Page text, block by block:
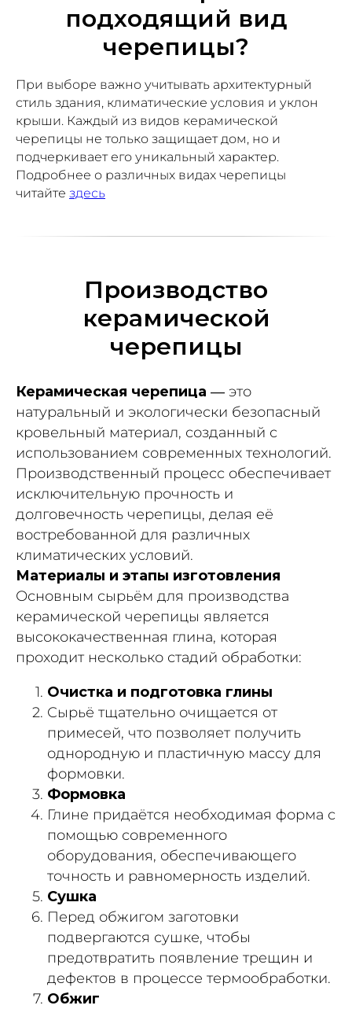
подходящий вид
черепицы?
При выборе важно учитывать архитектурный
стиль здания, климатические условия и уклон
крыши. Каждый из видов керамической
черепицы не только защищает дом, но и
подчеркивает его уникальный характер.
Подробнее о различных видах черепицы
читайте здесь
Производство
керамической
черепицы
Керамическая черепица — это
натуральный и экологически безопасный
кровельный материал, созданный с
использованием современных технологий.
Производственный процесс обеспечивает
исключительную прочность и
долговечность черепицы, делая её
востребованной для различных
климатических условий.
Материалы и этапы изготовления
Основным сырьём для производства
керамической черепицы является
высококачественная глина, которая
проходит несколько стадий обработки:
Очистка и подготовка глины
Сырьё тщательно очищается от
примесей, что позволяет получить
однородную и пластичную массу для
формовки.
Формовка
Глине придаётся необходимая форма с
помощью современного
оборудования, обеспечивающего
точность и равномерность изделий.
Сушка
Перед обжигом заготовки
подвергаются сушке, чтобы
предотвратить появление трещин и
дефектов в процессе термообработки.
Обжиг